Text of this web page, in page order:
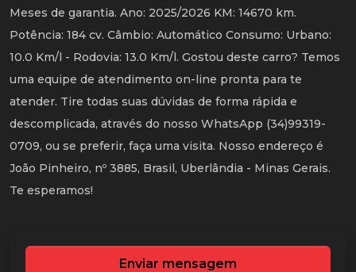
Meses de garantia. Ano: 2025/2026 KM: 14670 km.
Potência: 184 cv. Câmbio: Automático Consumo: Urbano:
10.0 Km/l - Rodovia: 13.0 Km/l. Gostou deste carro? Temos
uma equipe de atendimento on-line pronta para te
atender. Tire todas suas dúvidas de forma rápida e
descomplicada, através do nosso WhatsApp (34)99319-
0709, ou se preferir, faça uma visita. Nosso endereço é
João Pinheiro, nº 3885, Brasil, Uberlândia - Minas Gerais.
Te esperamos!
Enviar mensagem